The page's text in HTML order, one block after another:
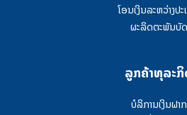
ໂອນເງິນລະຫວ່າງປະ
ຜະລິດຕະພັນບັດ
ລູກຄ້າທຸລະ
ບໍລິການເງິນຝາກ